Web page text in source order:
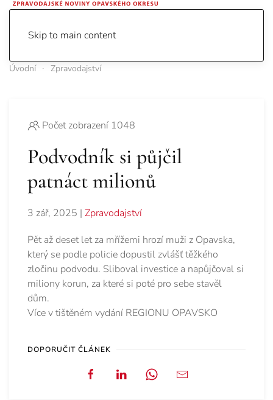
Skip to main content
Úvodní Zpravodajství
Počet zobrazení 1048
Podvodník si půjčil
patnáct milionů
3 zář, 2025 | Zpravodajství
Pět až deset let za mřížemi hrozí muži z Opavska,
který se podle policie dopustil zvlášť těžkého
zločinu podvodu. Sliboval investice a napůjčoval si
miliony korun, za které si poté pro sebe stavěl
dům.
Více v tištěném vydání REGIONU OPAVSKO
DOPORUČIT ČLÁNEK